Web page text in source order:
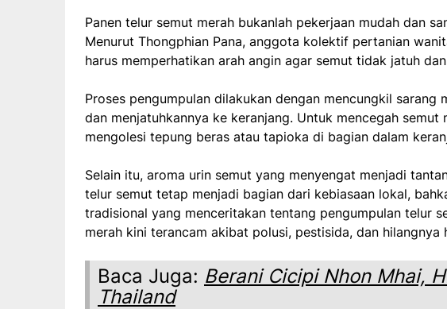
Panen telur semut merah bukanlah pekerjaan mudah dan
Menurut Thongphian Pana, anggota kolektif pertanian
harus memperhatikan arah angin agar semut tidak jatuh
Proses pengumpulan dilakukan dengan mencungkil sarang
dan menjatuhkannya ke keranjang. Untuk mencegah semut
mengolesi tepung beras atau tapioka di bagian dalam
Selain itu, aroma urin semut yang menyengat menjadi
telur semut tetap menjadi bagian dari kebiasaan lokal,
tradisional yang menceritakan tentang pengumpulan telur
merah kini terancam akibat polusi, pestisida, dan hilangnya
Baca Juga: Berani Cicipi Nhon Mhai,
Thailand